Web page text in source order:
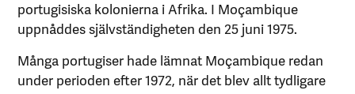
portugisiska kolonierna i Afrika. I Moçambique
uppnåddes självständigheten den 25 juni 1975.
Många portugiser hade lämnat Moçambique redan
under perioden efter 1972, när det blev allt tydligare